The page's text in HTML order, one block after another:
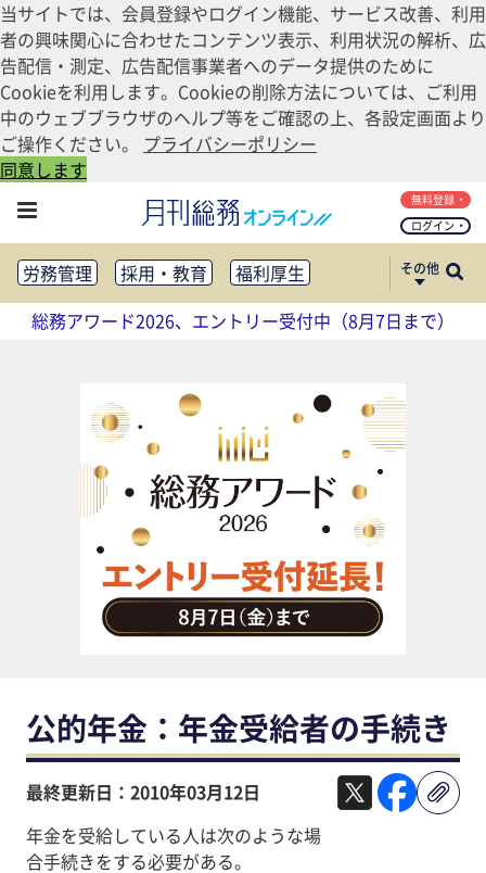
当サイトでは、会員登録やログイン機能、サービス改善、利用
者の興味関心に合わせたコンテンツ表示、利用状況の解析、広
告配信・測定、広告配信事業者へのデータ提供のために
Cookieを利用します。Cookieの削除方法については、ご利用
中のウェブブラウザのヘルプ等をご確認の上、各設定画面より
ご操作ください。 プライバシーポリシー
同意します
ログイン
無料登録
労務管理 採用・教育
福利厚生
健康経営
働き方改革
法務・コンプライアンス
社外・社内広報
社外・社内コミュニケーション活性化
FM・オフィス移転
CSR・SDGs
テクノロジー活用・DX
助成金・補助金・コスト削減
アウトソーシング・BPO
調査・レポート
その他
総務アワード2026、エントリー受付中（8月7日まで）
公的年金：年金受給者の手続き
最終更新日：2010年03月12日
年金を受給している人は次のような場
合手続きをする必要がある。